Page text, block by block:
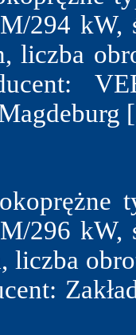
294
liczba
296
liczba